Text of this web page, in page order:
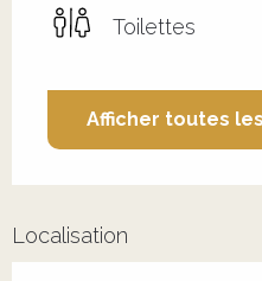
Toilettes
Afficher toutes
Localisation